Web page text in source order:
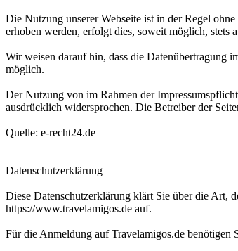
Die Nutzung unserer Webseite ist in der Regel
erhoben werden, erfolgt dies, soweit möglich,
Wir weisen darauf hin, dass die
möglich.
Der Nutzung von im Rahmen der
ausdrücklich widersprochen. Die Betreiber der
Quelle: e-recht24.de
Datenschutzerklärung
Diese Datenschutzerklärung klärt Sie über die Art,
https://www.travelamigos.de auf.
Für die Anmeldung auf Travelamigos.de benötigen